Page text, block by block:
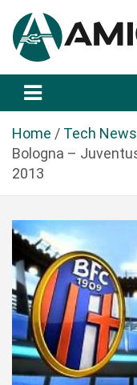
a
Home
Tech News
Bologna –
2013